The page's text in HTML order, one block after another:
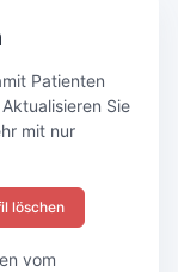
Patienten
Sie
mit nur
löschen
vom